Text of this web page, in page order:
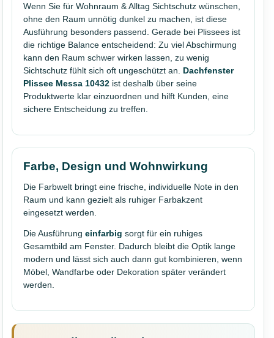
Wenn Sie für Wohnraum & Alltag Sichtschutz wünschen,
ohne den Raum unnötig dunkel zu machen, ist diese
Ausführung besonders passend. Gerade bei Plissees ist
die richtige Balance entscheidend: Zu viel Abschirmung
kann den Raum schwer wirken lassen, zu wenig
Sichtschutz fühlt sich oft ungeschützt an. Dachfenster
Plissee Messa 10432 ist deshalb über seine
Produktwerte klar einzuordnen und hilft Kunden, eine
sichere Entscheidung zu treffen.
Farbe, Design und Wohnwirkung
Die Farbwelt bringt eine frische, individuelle Note in den
Raum und kann gezielt als ruhiger Farbakzent
eingesetzt werden.
Die Ausführung einfarbig sorgt für ein ruhiges
Gesamtbild am Fenster. Dadurch bleibt die Optik lange
modern und lässt sich auch dann gut kombinieren, wenn
Möbel, Wandfarbe oder Dekoration später verändert
werden.